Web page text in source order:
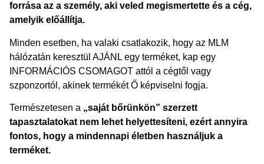
forrása az a személy, aki veled megismertette és a cég,
amelyik előállítja.
Minden esetben, ha valaki csatlakozik, hogy az MLM
hálózatán keresztül AJÁNL egy terméket, kap egy
INFORMÁCIÓS CSOMAGOT attól a cégtől vagy
szponzortól, akinek termékét Ő képviselni fogja.
Természetesen a „saját bőrünkön” szerzett
tapasztalatokat nem lehet helyettesíteni, ezért annyira
fontos, hogy a mindennapi életben használjuk a
terméket.